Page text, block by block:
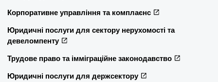
Корпоративне управління та комплаєнс
Юридичні послуги для сектору нерухомості та
девеломпенту
Трудове право та імміграційне законодавство
Юридичні послуги для держсектору